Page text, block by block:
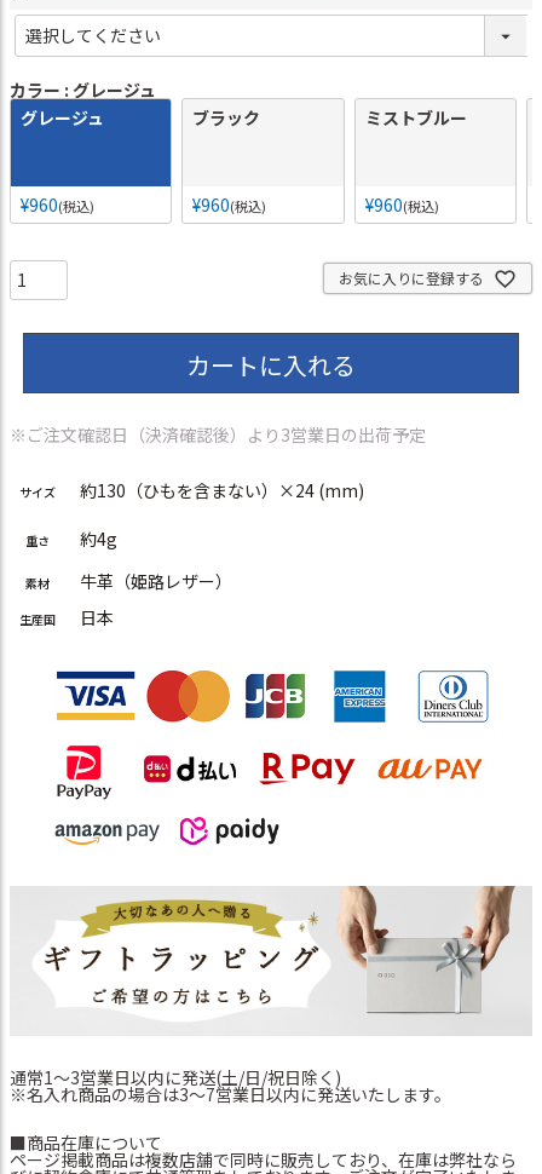
(
必
須
)
カラー グレージュ
グレージュ
¥960 税込
ブラック
¥960 税込
ミストブルー
¥960 税込
お気に入りに登録する
カートに入れる
※ご注文確認日（決済確認後）より3営業日の出荷予定
サイズ 約130（ひもを含まない）×24 (mm)
重さ 約4g
素材 牛革（姫路レザー）
生産国 日本
通常1～3営業日以内に発送(土/日/祝日除く)
※名入れ商品の場合は3～7営業日以内に発送いたします。
■商品在庫について
ページ掲載商品は複数店舗で同時に販売しており、在庫は弊社なら